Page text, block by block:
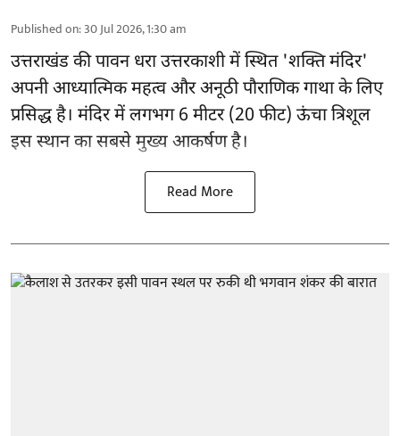
Published on:30 Jul 2026, 1:30 am
उत्तराखंड की पावन धरा उत्तरकाशी में स्थित 'शक्ति मंदिर'
अपनी आध्यात्मिक महत्व और अनूठी पौराणिक गाथा के लिए
प्रसिद्ध है। मंदिर में लगभग 6 मीटर (20 फीट) ऊंचा त्रिशूल
इस स्थान का सबसे मुख्य आकर्षण है।
Read More